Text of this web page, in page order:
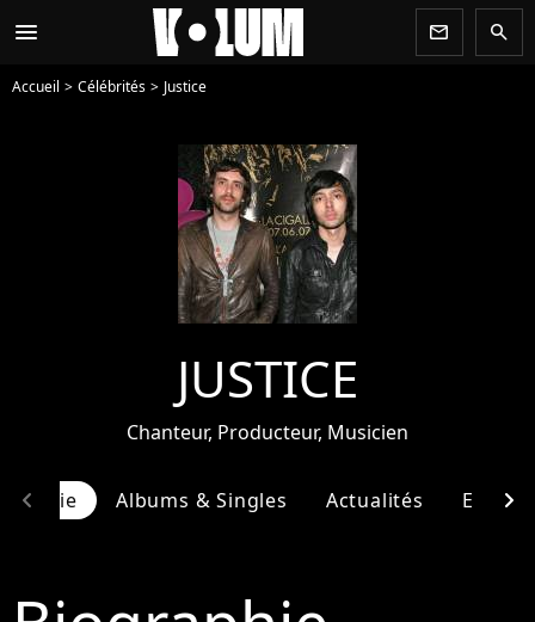
menu newsletter search
Accueil Célébrités Justice
JUSTICE
Chanteur, Producteur, Musicien
Albums & Singles Actualités
chevron_left chevron_right